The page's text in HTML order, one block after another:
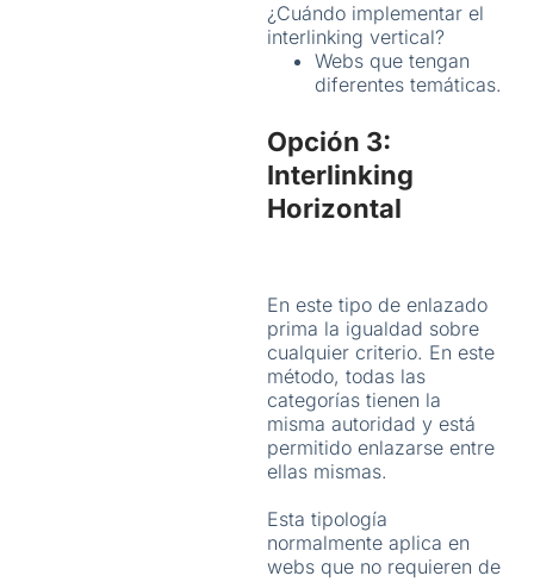
¿Cuándo implementar el
interlinking vertical?
Webs que tengan
diferentes temáticas.
Opción 3:
Interlinking
Horizontal
En este tipo de enlazado
prima la igualdad sobre
cualquier criterio. En este
método, todas las
categorías tienen la
misma autoridad y está
permitido enlazarse entre
ellas mismas.
Esta tipología
normalmente aplica en
webs que no requieren de